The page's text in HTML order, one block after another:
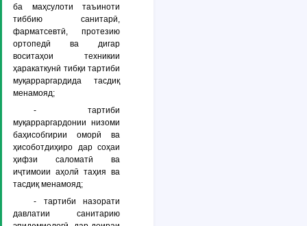
ба маҳсулоти таъиноти
тиббию санитарӣ,
фарматсевтӣ, протезию
ортопедӣ ва дигар
воситаҳои техникии
ҳаракаткунӣ тибқи тартиби
муқарраргардида тасдиқ
менамояд;
- тартиби
муқарраргардонии низоми
баҳисобгирии оморӣ ва
ҳисоботдиҳиро дар соҳаи
ҳифзи саломатӣ ва
иҷтимоии аҳолӣ таҳия ва
тасдиқ менамояд;
- тартиби назорати
давлатии санитарию